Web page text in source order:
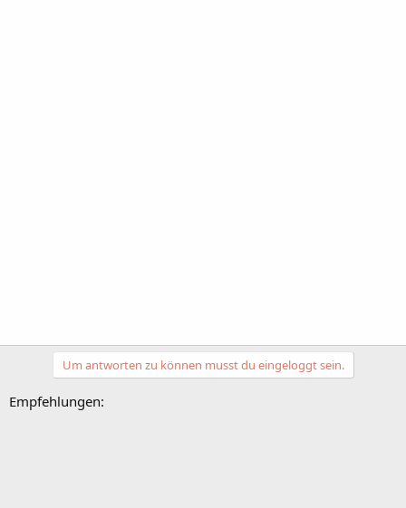
Um antworten zu können musst du eingeloggt sein.
Empfehlungen: